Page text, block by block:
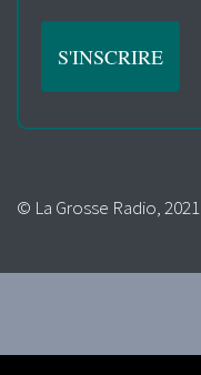
© La Grosse Radio, 2021